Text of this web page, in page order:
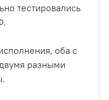
тестировались
оба с
разными